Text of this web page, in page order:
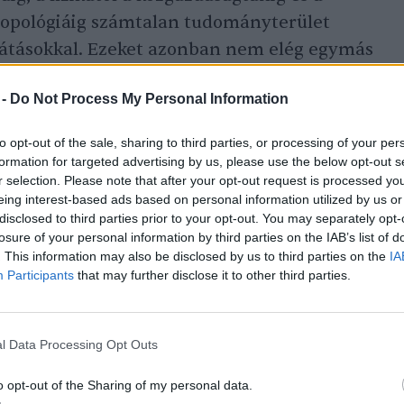
Do Not Process My Personal Information
opt-out of the sale, sharing to third parties, or processing of your
for targeted advertising by us, please use the below opt-out
selection. Please note that after your opt-out request is processed
interest-based ads based on personal information utilized by us
to third parties prior to your opt-out. You may separately
of your personal information by third parties on the IAB’s list of
This information may also be disclosed by us to third parties on the
Participants that may further disclose it to other third parties.
Data Processing Opt Outs
opt-out of the Sharing of my personal data.
számtalan tudományterület
Ezeket azonban nem elég egymás
is kell foglalni őket, összefüggéseket kell
napjainkban gyakori
problémás az ökológiai
Határátlépésekre, különösen a
határainak elmosására igenis
hogy végre komoly hangsúlyt kapjanak a
tudományok, és közülük ne pusztán az
érvei nyomjanak sokat a latba.